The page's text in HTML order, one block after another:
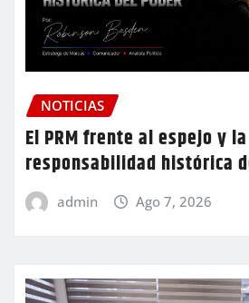
NOTICIAS
El PRM frente al espejo y la
responsabilidad histórica
admin Ago 7, 2026